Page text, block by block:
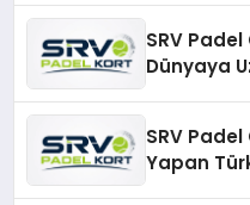
SRV
Dünyaya
SRV
Yapan